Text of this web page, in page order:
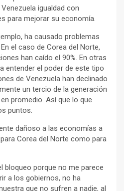
igualdad con
para mejorar su economía.
ha causado problemas
el caso de Corea del Norte,
han caído el 90%. En otras
entender el poder de este tipo
de Venezuela han declinado
un tercio de la generación
promedio. Así que lo que
puntos.
dañoso a las economías a
Corea del Norte como para
bloqueo porque no me parece
a los gobiernos, no ha
que no sufren a nadie, al